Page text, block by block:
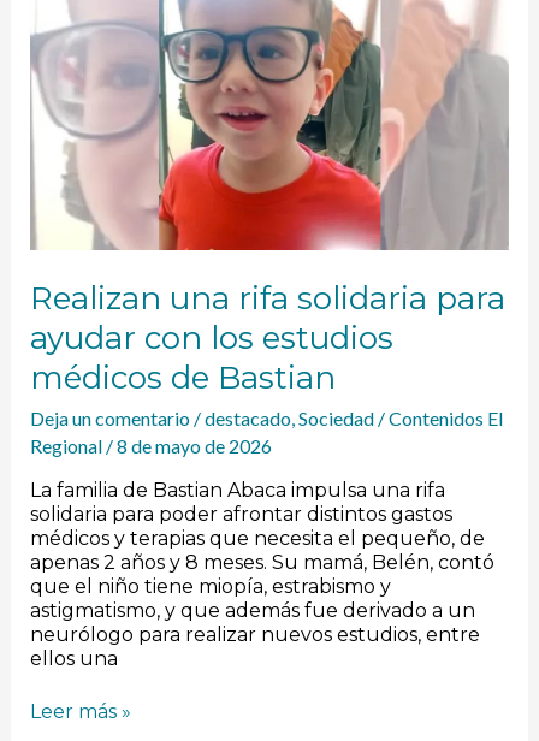
Realizan una rifa solidaria para
ayudar con los estudios
médicos de Bastian
Deja un comentario /destacado,Sociedad/Contenidos El
Regional /8 de mayo de 2026
La familia de Bastian Abaca impulsa una rifa
solidaria para poder afrontar distintos gastos
médicos y terapias que necesita el pequeño, de
apenas 2 años y 8 meses. Su mamá, Belén, contó
que el niño tiene miopía, estrabismo y
astigmatismo, y que además fue derivado a un
neurólogo para realizar nuevos estudios, entre
ellos una
rifa
solidaria
para
ayudar
con
estudios
médicos
Bastian
Leer más »